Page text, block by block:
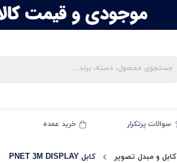
سوالات پرتکرار خرید عمده
کابل و مبدل تصویر کابل PNET 3M DISPLAY